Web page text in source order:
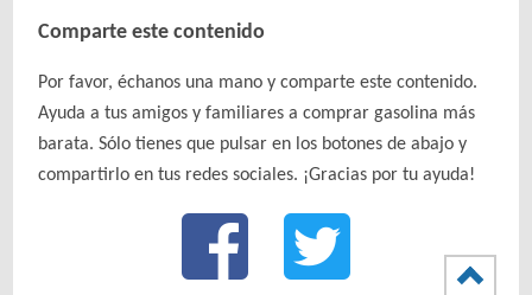
Comparte este contenido
Por favor, échanos una mano y comparte este contenido.
Ayuda a tus amigos y familiares a comprar gasolina más
barata. Sólo tienes que pulsar en los botones de abajo y
compartirlo en tus redes sociales. ¡Gracias por tu ayuda!